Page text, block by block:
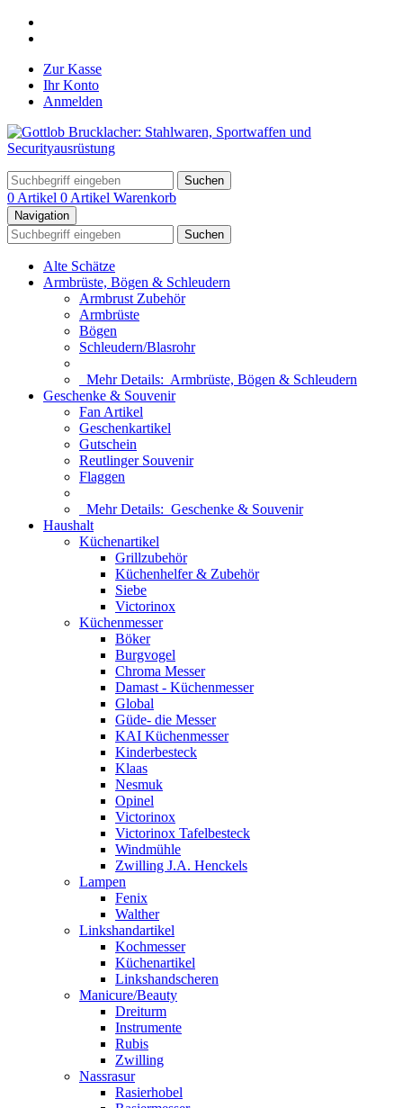
Zur Kasse
Ihr Konto
Anmelden
Suchen
0 Artikel 0 Artikel Warenkorb
Navigation
Suchen
Alte Schätze
Armbrüste, Bögen & Schleudern
Armbrust Zubehör
Armbrüste
Bögen
Schleudern/Blasrohr
Mehr Details: Armbrüste, Bögen & Schleudern
Geschenke & Souvenir
Fan Artikel
Geschenkartikel
Gutschein
Reutlinger Souvenir
Flaggen
Mehr Details: Geschenke & Souvenir
Haushalt
Küchenartikel
Grillzubehör
Küchenhelfer & Zubehör
Siebe
Victorinox
Küchenmesser
Böker
Burgvogel
Chroma Messer
Damast - Küchenmesser
Global
Güde- die Messer
KAI Küchenmesser
Kinderbesteck
Klaas
Nesmuk
Opinel
Victorinox
Victorinox Tafelbesteck
Windmühle
Zwilling J.A. Henckels
Lampen
Fenix
Walther
Linkshandartikel
Kochmesser
Küchenartikel
Linkshandscheren
Manicure/Beauty
Dreiturm
Instrumente
Rubis
Zwilling
Nassrasur
Rasierhobel